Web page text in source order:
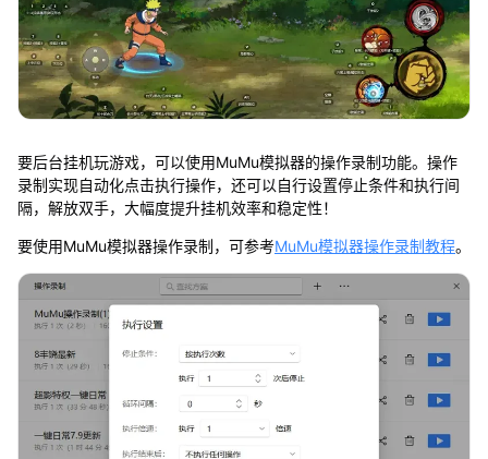
要后台挂机玩游戏，可以使用MuMu模拟器的操作录制功能。操作
录制实现自动化点击执行操作，还可以自行设置停止条件和执行间
隔，解放双手，大幅度提升挂机效率和稳定性！
要使用MuMu模拟器操作录制，可参考MuMu模拟器操作录制教程。